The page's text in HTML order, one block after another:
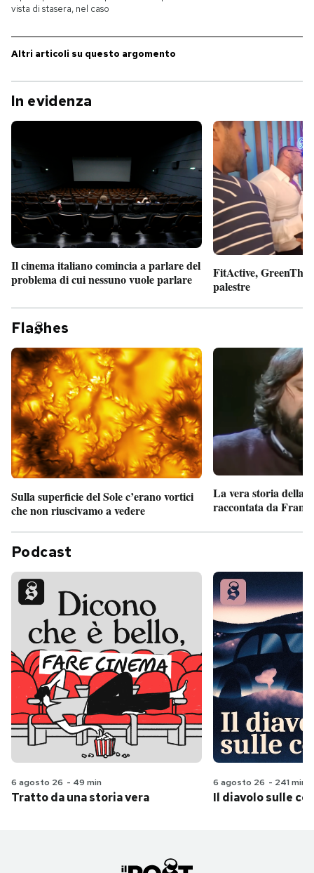
NEWSLETTER
I MIEI PREFERITI
SHOP
AREA PERSONALE
Entra
vista di stasera, nel caso
Altri articoli su questo argomento
In evidenza
Il cinema italiano comincia a parlare del
problema di cui nessuno vuole parlare
FitActive,
palestre
Fla hes
Sulla superficie del Sole c’erano vortici
che non riuscivamo a vedere
La vera storia della
raccontata da
Podcast
6 agosto 26 - 49 min
Tratto da una storia vera
6 agosto 26 - 241 min
Il diavolo sulle